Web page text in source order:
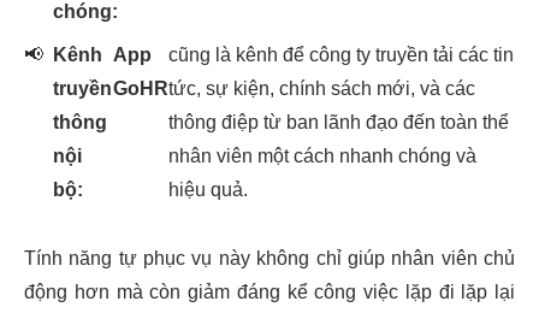
chóng:
📢
Kênh
truyền
thông
nội
bộ:
App
GoHR
cũng là kênh để công ty truyền tải các tin
tức, sự kiện, chính sách mới, và các
thông điệp từ ban lãnh đạo đến toàn thể
nhân viên một cách nhanh chóng và
hiệu quả.
Tính năng tự phục vụ này không chỉ giúp nhân viên chủ
động hơn mà còn giảm đáng kể công việc lặp đi lặp lại